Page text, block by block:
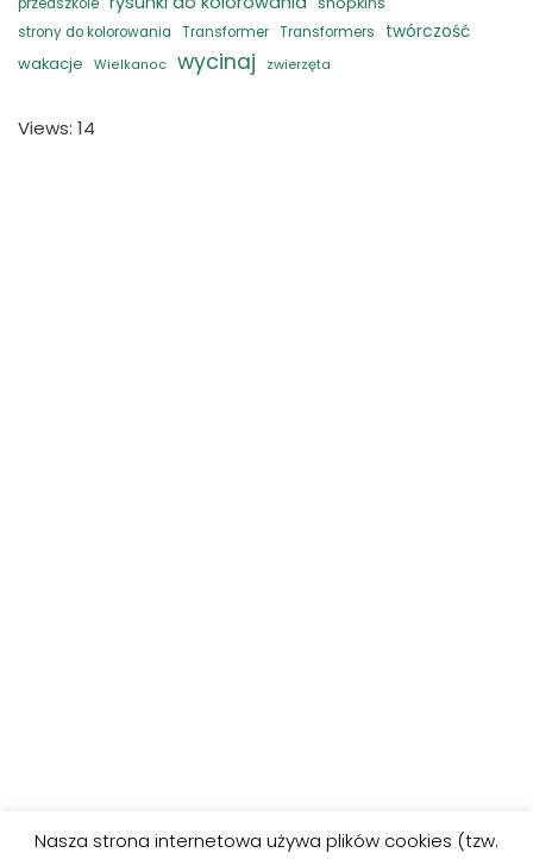
strony do kolorowania Transformer Transformers
twórczość
wakacje
Wielkanoc wycinaj zwierzęta
Views: 14
Wiosna – kolorowanka Wiosna – kolorowanka
Nasza strona internetowa używa plików cookies (tzw.